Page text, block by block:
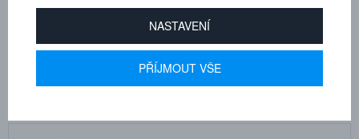
(Průtok se měří při tlaku na vstupu 6 bar a poklesu tlaku 0,5 bar.)
NASTAVENÍ
PŘÍJMOUT VŠE